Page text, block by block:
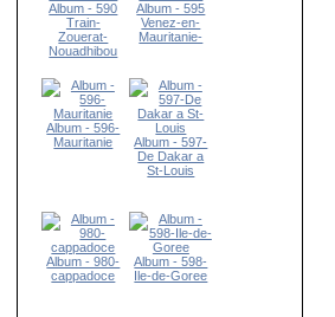
Album - 590
Train-
Zouerat-
Nouadhibou
Album - 595
Venez-en-
Mauritanie-
Album - 596-
Mauritanie
Album - 597-
De Dakar a
St-Louis
Album - 980-
cappadoce
Album - 598-
Ile-de-Goree